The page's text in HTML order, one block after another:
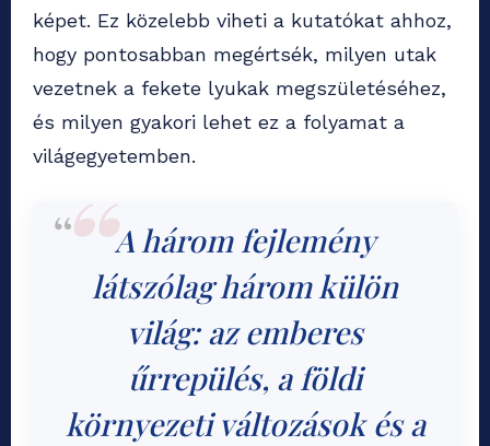
képet. Ez közelebb viheti a kutatókat ahhoz,
hogy pontosabban megértsék, milyen utak
vezetnek a fekete lyukak megszületéséhez,
és milyen gyakori lehet ez a folyamat a
világegyetemben.
A három fejlemény
látszólag három külön
világ: az emberes
űrrepülés, a földi
környezeti változások és a